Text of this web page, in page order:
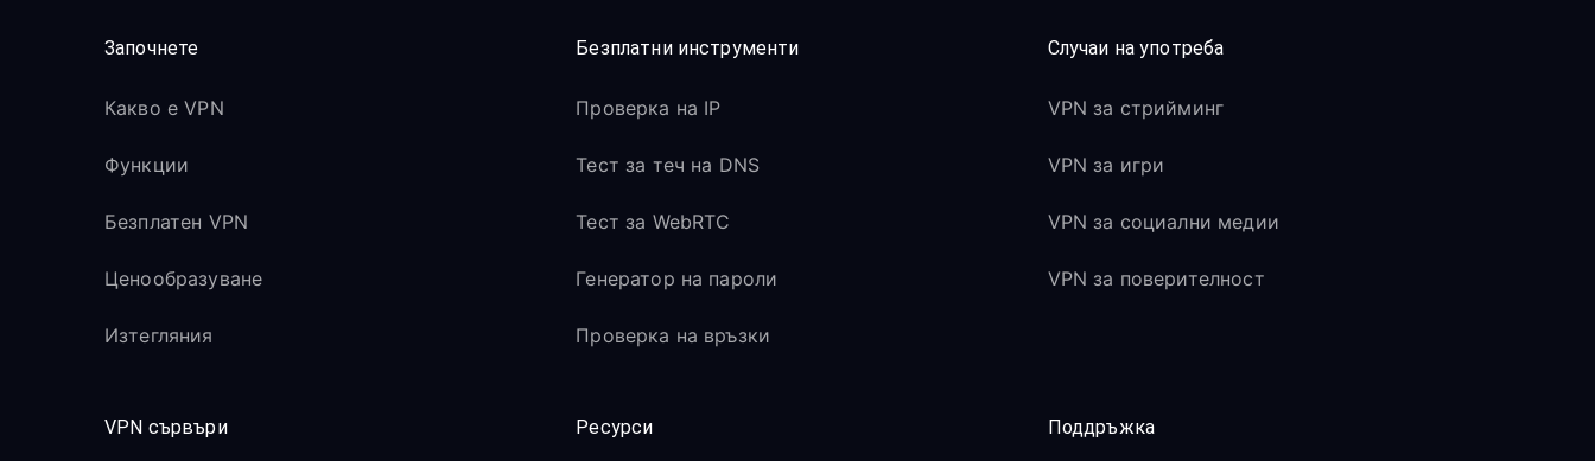
Започнете
Какво е VPN
Функции
Безплатен VPN
Ценообразуване
Изтегляния
Безплатни инструменти
Проверка на IP
Тест за теч на DNS
Тест за WebRTC
Генератор на пароли
Проверка на връзки
Случаи на употреба
VPN за стрийминг
VPN за игри
VPN за социални медии
VPN за поверителност
VPN сървъри Ресурси Поддръжка